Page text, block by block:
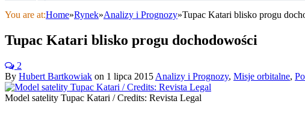
You are at:Home»Rynek»Analizy i Prognozy»Tupac Katari blisko progu
Tupac Katari blisko progu dochodowości
2
By Hubert Bartkowiak on 1 lipca 2015 Analizy i Prognozy, Misje orbitalne,
Model satelity Tupac Katari / Credits: Revista Legal